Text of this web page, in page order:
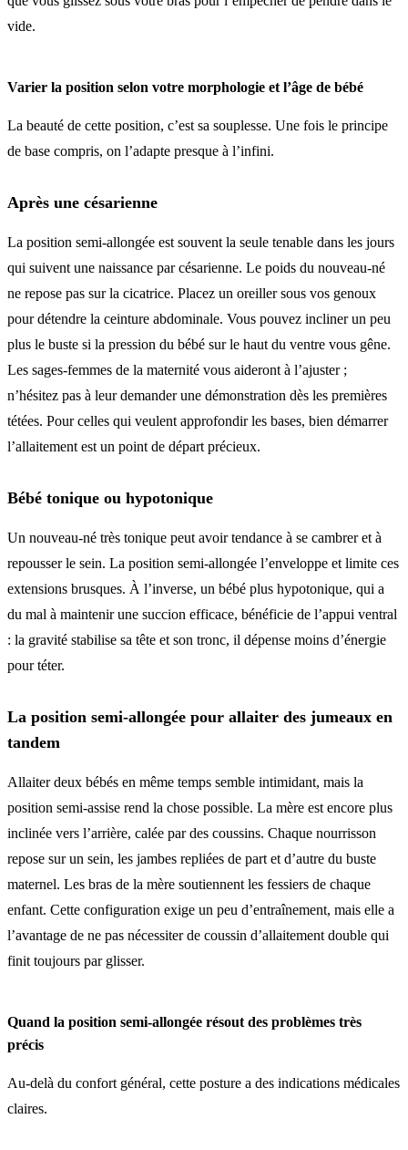
vide.
Varier la position selon votre morphologie et l’âge de bébé
La beauté de cette position, c’est sa souplesse. Une fois le principe
de base compris, on l’adapte presque à l’infini.
Après une césarienne
La position semi-allongée est souvent la seule tenable dans les jours
qui suivent une naissance par césarienne. Le poids du nouveau-né
ne repose pas sur la cicatrice. Placez un oreiller sous vos genoux
pour détendre la ceinture abdominale. Vous pouvez incliner un peu
plus le buste si la pression du bébé sur le haut du ventre vous gêne.
Les sages-femmes de la maternité vous aideront à l’ajuster ;
n’hésitez pas à leur demander une démonstration dès les premières
tétées. Pour celles qui veulent approfondir les bases, bien démarrer
l’allaitement est un point de départ précieux.
Bébé tonique ou hypotonique
Un nouveau-né très tonique peut avoir tendance à se cambrer et à
repousser le sein. La position semi-allongée l’enveloppe et limite ces
extensions brusques. À l’inverse, un bébé plus hypotonique, qui a
du mal à maintenir une succion efficace, bénéficie de l’appui ventral
: la gravité stabilise sa tête et son tronc, il dépense moins d’énergie
pour téter.
La position semi-allongée pour allaiter des jumeaux en
tandem
Allaiter deux bébés en même temps semble intimidant, mais la
position semi-assise rend la chose possible. La mère est encore plus
inclinée vers l’arrière, calée par des coussins. Chaque nourrisson
repose sur un sein, les jambes repliées de part et d’autre du buste
maternel. Les bras de la mère soutiennent les fessiers de chaque
enfant. Cette configuration exige un peu d’entraînement, mais elle a
l’avantage de ne pas nécessiter de coussin d’allaitement double qui
finit toujours par glisser.
Quand la position semi-allongée résout des problèmes très
précis
Au-delà du confort général, cette posture a des indications médicales
claires.